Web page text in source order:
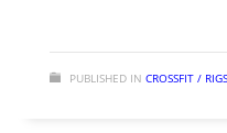
PUBLISHED IN CROSSFIT / RIGS